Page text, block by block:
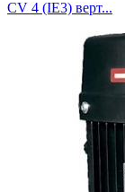
CV 4 (IE3) верт...